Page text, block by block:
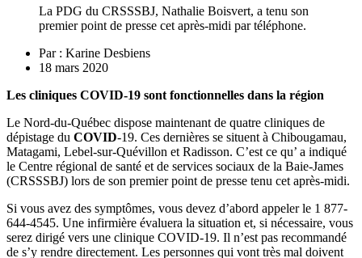
La PDG du CRSSSBJ, Nathalie Boisvert, a tenu son
premier point de presse cet après-midi par téléphone.
Par : Karine Desbiens
18 mars 2020
Les cliniques COVID-19 sont fonctionnelles dans la région
Le Nord-du-Québec dispose maintenant de quatre cliniques de
dépistage du COVID-19. Ces dernières se situent à Chibougamau,
Matagami, Lebel-sur-Quévillon et Radisson. C’est ce qu’ a indiqué
le Centre régional de santé et de services sociaux de la Baie-James
(CRSSSBJ) lors de son premier point de presse tenu cet après-midi.
Si vous avez des symptômes, vous devez d’abord appeler le 1 877-
644-4545. Une infirmière évaluera la situation et, si nécessaire, vous
serez dirigé vers une clinique COVID-19. Il n’est pas recommandé
de s’y rendre directement. Les personnes qui vont très mal doivent